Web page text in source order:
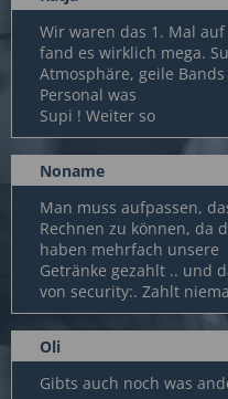
Wir waren das 1. Mal
fand es wirklich mega.
Atmosphäre, geile
Personal was
Supi ! Weiter so
Noname
Man muss aufpassen,
Rechnen zu können, da
haben mehrfach unsere
Getränke gezahlt .. und
von security:. Zahlt
Oli
Gibts auch noch was